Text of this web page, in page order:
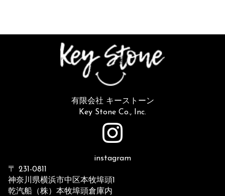
有限会社 キーストーン
Key Stone Co., Inc.
instagram
〒 231-0811
神奈川県横浜市中区本牧埠頭1
乾汽船（株）本牧埠頭倉庫内